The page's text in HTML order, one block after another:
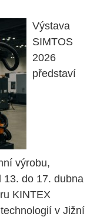
Výstava
SIMTOS
2026
představí
výrobu,
13. do 17. dubna
KINTEX
v Jižní